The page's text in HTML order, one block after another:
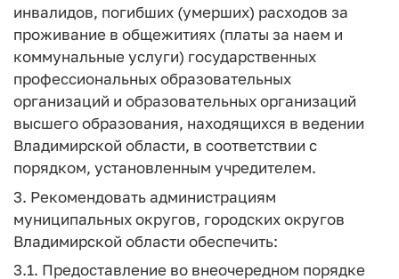
инвалидов, погибших (умерших) расходов за
проживание в общежитиях (платы за наем и
коммунальные услуги) государственных
профессиональных образовательных
организаций и образовательных организаций
высшего образования, находящихся в ведении
Владимирской области, в соответствии с
порядком, установленным учредителем.
3. Рекомендовать администрациям
муниципальных округов, городских округов
Владимирской области обеспечить:
3.1. Предоставление во внеочередном порядке